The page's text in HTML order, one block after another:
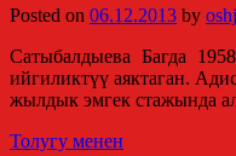
Posted on 06.12.2013 by
Сатыбалдыева Багда
ийгиликтүү аяктаган.
жылдык эмгек стажында
Толугу менен